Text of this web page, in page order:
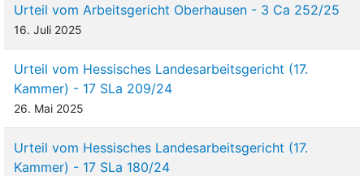
Zahlung und Höhe des Ausbildungsentgelts, der
Studienzulage, des Studienentgelts und der
…
(4) Nach dem Ablauf des letzten Kalendermonats, in
Urteil vom Arbeitsgericht Oberhausen - 3 Ca 252/25
16. Juli 2025
Urteil vom Hessisches Landesarbeitsgericht (17.
Kammer) - 17 SLa 209/24
26. Mai 2025
Urteil vom Hessisches Landesarbeitsgericht (17.
Kammer) - 17 SLa 180/24